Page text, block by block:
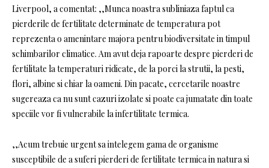
Liverpool, a comentat: ,,Munca noastra subliniaza faptul ca
pierderile de fertilitate determinate de temperatura pot
reprezenta o amenintare majora pentru biodiversitate in timpul
schimbarilor climatice. Am avut deja rapoarte despre pierderi de
fertilitate la temperaturi ridicate, de la porci la strutii, la pesti,
flori, albine si chiar la oameni. Din pacate, cercetarile noastre
sugereaza ca nu sunt cazuri izolate si poate ca jumatate din toate
speciile vor fi vulnerabile la infertilitate termica.
,,Acum trebuie urgent sa intelegem gama de organisme
susceptibile de a suferi pierderi de fertilitate termica in natura si